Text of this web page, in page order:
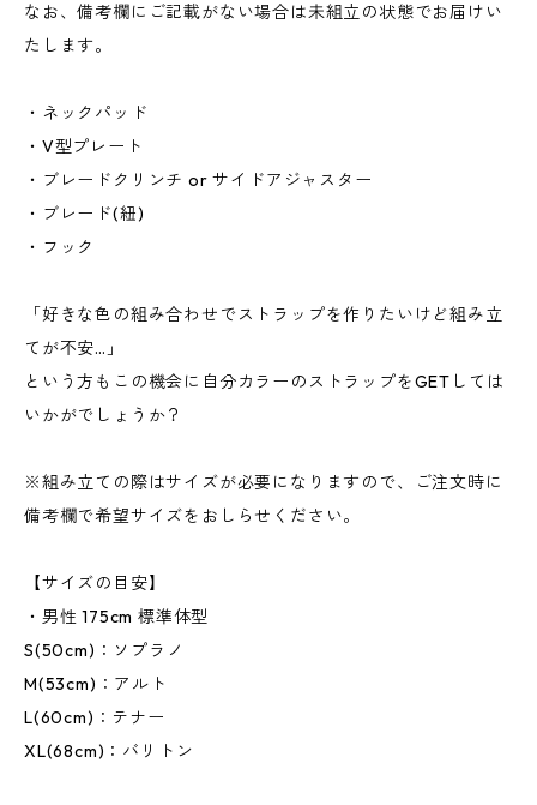
なお、備考欄にご記載がない場合は未組立の状態でお届けい
たします。
・ネックパッド
・V型プレート
・ブレードクリンチ or サイドアジャスター
・ブレード(紐)
・フック
「好きな色の組み合わせでストラップを作りたいけど組み立
てが不安…」
という方もこの機会に自分カラーのストラップをGETしては
いかがでしょうか？
※組み立ての際はサイズが必要になりますので、ご注文時に
備考欄で希望サイズをおしらせください。
【サイズの目安】
・男性 175cm 標準体型
S(50cm)：ソプラノ
M(53cm)：アルト
L(60cm)：テナー
XL(68cm)：バリトン